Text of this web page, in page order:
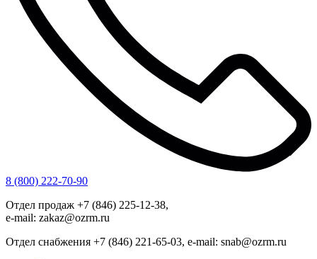
8 (800) 222-70-90
Отдел продаж +7 (846) 225-12-38,
e-mail: zakaz@ozrm.ru
Отдел снабжения +7 (846) 221-65-03, e-mail: snab@ozrm.ru